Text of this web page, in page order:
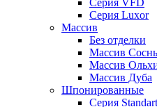
Серия Luxor
Массив
Без отделки
Массив
Массив
Массив Дуба
Шпонированные
Серия Standart